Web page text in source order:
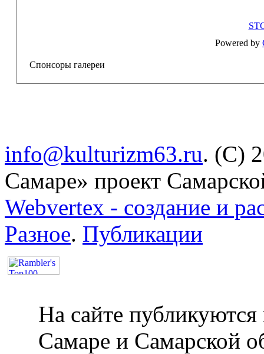
Powered by
Спонсоры галереи
info@kulturizm63.ru. (C)
Самаре» проект
Webvertex - создание и
Разное. Публикации
На сайте публикуются
Самаре и Самарской